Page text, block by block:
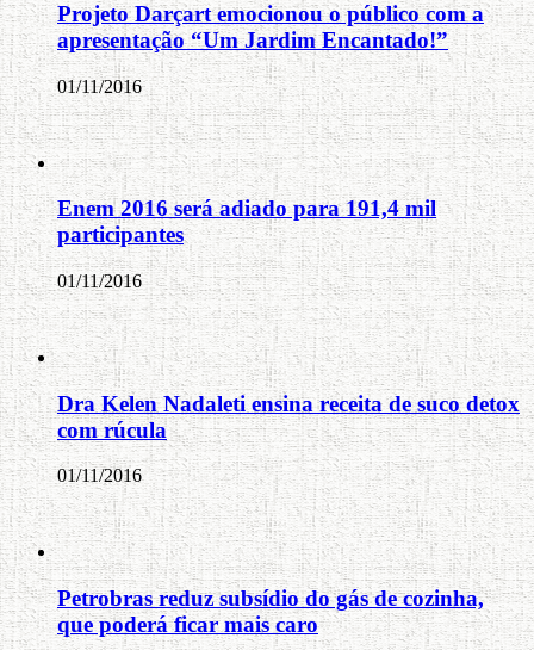
Projeto Darçart emocionou o público com a
apresentação “Um Jardim Encantado!”
01/11/2016
Enem 2016 será adiado para 191,4 mil
participantes
01/11/2016
Dra Kelen Nadaleti ensina receita de suco detox
com rúcula
01/11/2016
Petrobras reduz subsídio do gás de cozinha,
que poderá ficar mais caro